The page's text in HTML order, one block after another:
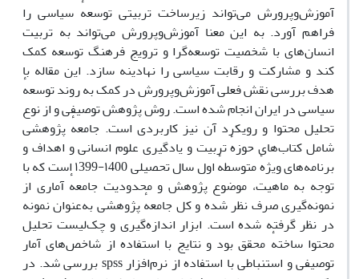
آموزش‌وپرورش می‌تواند زیرساخت تربیتی توسعهٔ سیاسی را
فراهم آورد. به این معنا آموزش‌وپرورش می‌تواند به تربیت
انسان‌های با شخصیت توسعه‌گرا و ترویج فرهنگ توسعه کمک
کند و مشارکت و رقابت سیاسی را نهادینه سازد. این مقاله با
هدف بررسی نقش فعلی آموزش‌وپرورش در کمک به روند توسعهٔ
سیاسی در ایران انجام شده است. روش پژوهش توصیفی و از نوع
تحلیل محتوا و رویکرد آن نیز کاربردی است. جامعهٔ پژوهشی
شامل کتاب‌های حوزهٔ تربیت و یادگیری علوم انسانی و اهداف و
برنامه‌های ویژهٔ متوسطهٔ اول سال تحصیلی ۱400-۱399 است که با
توجه به ماهیت، موضوع پژوهش و محدودیت جامعهٔ آماری از
نمونه‌گیری صرف نظر شده و کل جامعهٔ پژوهشی به‌عنوان نمونه
در نظر گرفته شده است. ابزار اندازه‌گیری و چک‌لیست تحلیل
محتوا ساختهٔ محقق بود و نتایج با استفاده از شاخص‌های آمار
توصیفی و استنباطی با استفاده از نرم‌افزار spss بررسی شد. در